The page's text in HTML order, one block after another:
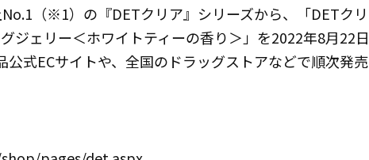
（※1）の『DETクリア』シリーズから、「DETクリ
ジェリー＜ホワイトティーの香り＞」を2022年8月22日
公式ECサイトや、全国のドラッグストアなどで順次発売